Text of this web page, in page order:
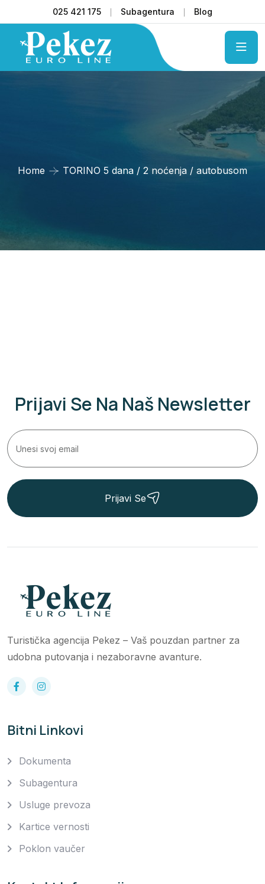
025 421 175 Subagentura Blog
Home TORINO 5 dana / 2 noćenja / autobusom
Prijavi Se Na Naš Newsletter
Prijavi Se
Turistička agencija Pekez – Vaš pouzdan partner za
udobna putovanja i nezaboravne avanture.
Bitni Linkovi
Dokumenta
Subagentura
Usluge prevoza
Kartice vernosti
Poklon vaučer